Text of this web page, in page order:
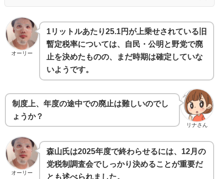
オーリー
1リットルあたり25.1円が上乗せされている旧
暫定税率については、自民・公明と野党で廃
止を決めたものの、まだ時期は確定していな
いようです。
リナさん
制度上、年度の途中での廃止は難しいのでし
ょうか？
オーリー
森山氏は2025年度で終わらせるには、12月の
党税制調査会でしっかり決めることが重要だ
とも述べられました。